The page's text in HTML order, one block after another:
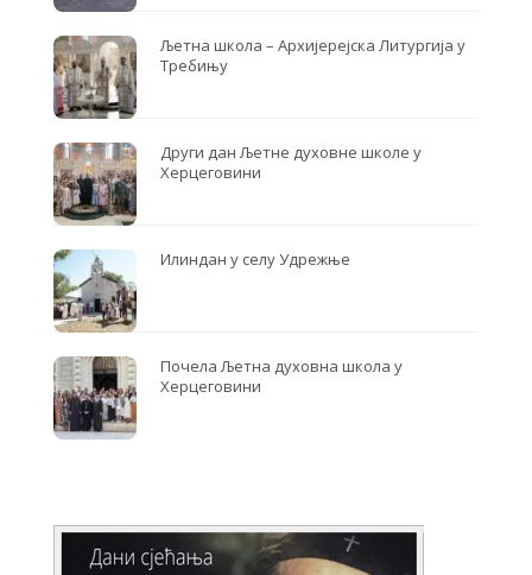
Љетна школа – Архијерејска Литургија у
Требињу
Други дан Љетне духовне школе у
Херцеговини
Илиндан у селу Удрежње
Почела Љетна духовна школа у
Херцеговини